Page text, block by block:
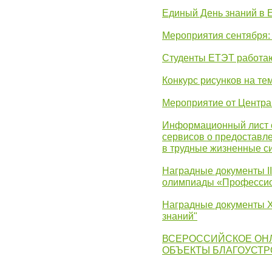
Единый День знаний в
Мероприятия
Студенты ЕТЭТ
Конкурс рисунков на
Мероприятие от
Информационный лист
сервисов о
в трудные жизненные
Наградные документы
олимпиады
Наградные документы
знаний"
ВСЕРОССИЙСКОЕ
ОБЪЕКТЫ